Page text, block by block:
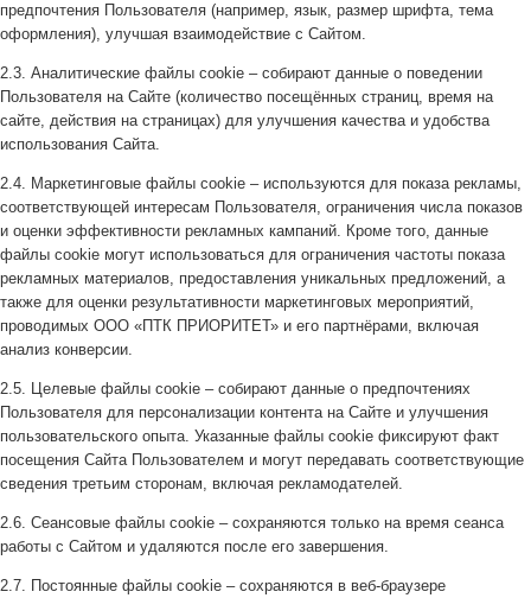
предпочтения Пользователя (например, язык, размер шрифта, тема
оформления), улучшая взаимодействие с Сайтом.
2.3. Аналитические файлы cookie – собирают данные о поведении
Пользователя на Сайте (количество посещённых страниц, время на
сайте, действия на страницах) для улучшения качества и удобства
использования Сайта.
2.4. Маркетинговые файлы cookie – используются для показа рекламы,
соответствующей интересам Пользователя, ограничения числа показов
и оценки эффективности рекламных кампаний. Кроме того, данные
файлы cookie могут использоваться для ограничения частоты показа
рекламных материалов, предоставления уникальных предложений, а
также для оценки результативности маркетинговых мероприятий,
проводимых ООО «ПТК ПРИОРИТЕТ» и его партнёрами, включая
анализ конверсии.
2.5. Целевые файлы cookie – собирают данные о предпочтениях
Пользователя для персонализации контента на Сайте и улучшения
пользовательского опыта. Указанные файлы cookie фиксируют факт
посещения Сайта Пользователем и могут передавать соответствующие
сведения третьим сторонам, включая рекламодателей.
2.6. Сеансовые файлы cookie – сохраняются только на время сеанса
работы с Сайтом и удаляются после его завершения.
2.7. Постоянные файлы cookie – сохраняются в веб-браузере